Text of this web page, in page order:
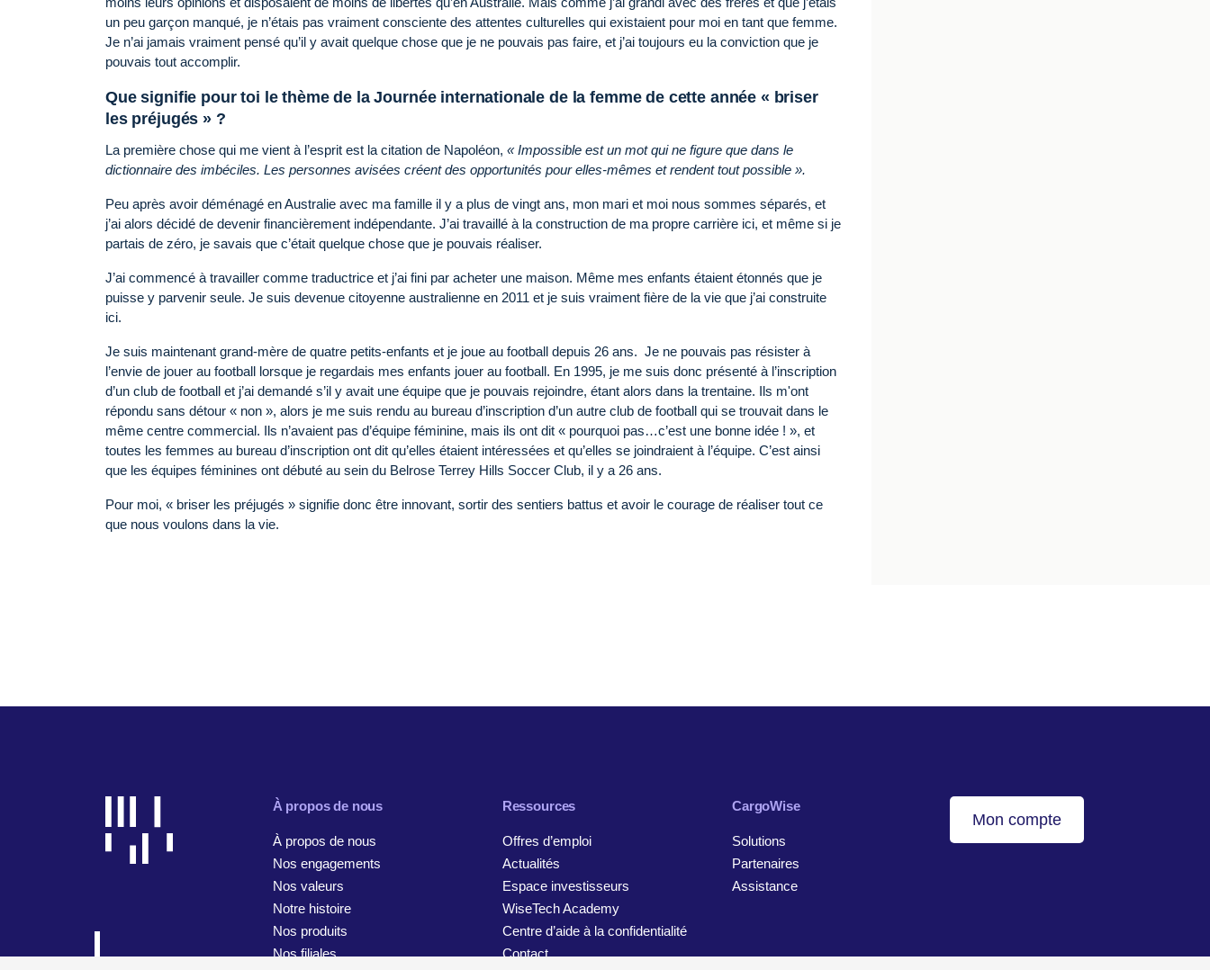
un peu garçon manqué, je n’étais pas vraiment consciente des attentes culturelles qui existaient pour moi en tant que femme.
Je n’ai jamais vraiment pensé qu’il y avait quelque chose que je ne pouvais pas faire, et j’ai toujours eu la conviction que je
pouvais tout accomplir.
Que signifie pour toi le thème de la Journée internationale de la femme de cette année « briser
les préjugés » ?
La première chose qui me vient à l’esprit est la citation de Napoléon, « Impossible est un mot qui ne figure que dans le
dictionnaire des imbéciles. Les personnes avisées créent des opportunités pour elles-mêmes et rendent tout possible ».
Peu après avoir déménagé en Australie avec ma famille il y a plus de vingt ans, mon mari et moi nous sommes séparés, et
j’ai alors décidé de devenir financièrement indépendante. J’ai travaillé à la construction de ma propre carrière ici, et même si je
partais de zéro, je savais que c’était quelque chose que je pouvais réaliser.
J’ai commencé à travailler comme traductrice et j’ai fini par acheter une maison. Même mes enfants étaient étonnés que je
puisse y parvenir seule. Je suis devenue citoyenne australienne en 2011 et je suis vraiment fière de la vie que j’ai construite
ici.
Je suis maintenant grand-mère de quatre petits-enfants et je joue au football depuis 26 ans. Je ne pouvais pas résister à
l’envie de jouer au football lorsque je regardais mes enfants jouer au football. En 1995, je me suis donc présenté à l’inscription
d’un club de football et j’ai demandé s’il y avait une équipe que je pouvais rejoindre, étant alors dans la trentaine. Ils m'ont
répondu sans détour « non », alors je me suis rendu au bureau d’inscription d’un autre club de football qui se trouvait dans le
même centre commercial. Ils n’avaient pas d’équipe féminine, mais ils ont dit « pourquoi pas…c’est une bonne idée ! », et
toutes les femmes au bureau d’inscription ont dit qu’elles étaient intéressées et qu’elles se joindraient à l’équipe. C’est ainsi
que les équipes féminines ont débuté au sein du Belrose Terrey Hills Soccer Club, il y a 26 ans.
Pour moi, « briser les préjugés » signifie donc être innovant, sortir des sentiers battus et avoir le courage de réaliser tout ce
que nous voulons dans la vie.
À propos de nous
À propos de nous
Nos engagements
Nos valeurs
Notre histoire
Nos produits
Nos filiales
Ressources
Offres d’emploi
Actualités
Espace investisseurs
WiseTech Academy
Centre d’aide à la confidentialité
Contact
CargoWise
Solutions
Partenaires
Assistance
Mon compte